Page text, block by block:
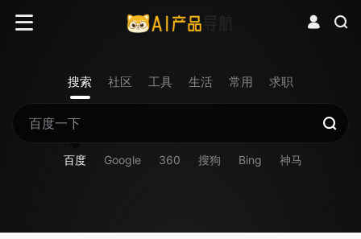
搜索 社区 工具 生活 常用 求职
百度 Google 360 搜狗 Bing 神马